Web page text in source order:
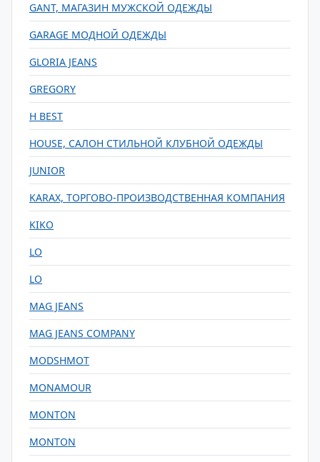
GANT, МАГАЗИН МУЖСКОЙ ОДЕЖДЫ
GARAGE МОДНОЙ ОДЕЖДЫ
GLORIA JEANS
GREGORY
H BEST
HOUSE, САЛОН СТИЛЬНОЙ КЛУБНОЙ ОДЕЖДЫ
JUNIOR
KARAX, ТОРГОВО-ПРОИЗВОДСТВЕННАЯ КОМПАНИЯ
KIKO
LO
LO
MAG JEANS
MAG JEANS COMPANY
MODSHMOT
MONAMOUR
MONTON
MONTON